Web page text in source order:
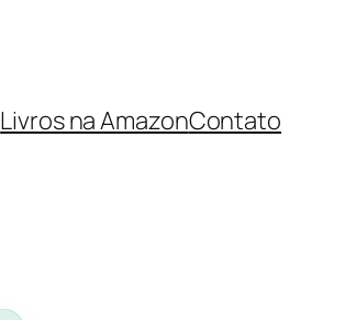
Livros na AmazonContato